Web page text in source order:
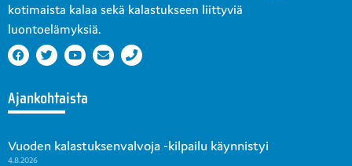
kotimaista kalaa sekä kalastukseen liittyviä
luontoelämyksiä.
Ajankohtaista
Vuoden kalastuksenvalvoja -kilpailu käynnistyi
4.8.2026